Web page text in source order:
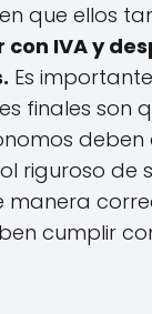
que ellos
IVA y
Es
finales
riguroso
cumplir